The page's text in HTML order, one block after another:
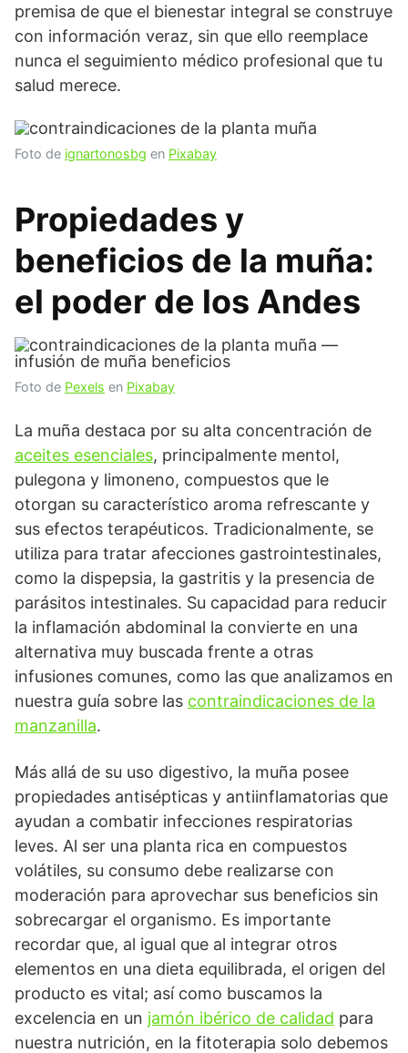
premisa de que el bienestar integral se construye
con información veraz, sin que ello reemplace
nunca el seguimiento médico profesional que tu
salud merece.
Foto de ignartonosbg en Pixabay
Propiedades y
beneficios de la muña:
el poder de los Andes
Foto de Pexels en Pixabay
La muña destaca por su alta concentración de
aceites esenciales, principalmente mentol,
pulegona y limoneno, compuestos que le
otorgan su característico aroma refrescante y
sus efectos terapéuticos. Tradicionalmente, se
utiliza para tratar afecciones gastrointestinales,
como la dispepsia, la gastritis y la presencia de
parásitos intestinales. Su capacidad para reducir
la inflamación abdominal la convierte en una
alternativa muy buscada frente a otras
infusiones comunes, como las que analizamos en
nuestra guía sobre las contraindicaciones de la
manzanilla.
Más allá de su uso digestivo, la muña posee
propiedades antisépticas y antiinflamatorias que
ayudan a combatir infecciones respiratorias
leves. Al ser una planta rica en compuestos
volátiles, su consumo debe realizarse con
moderación para aprovechar sus beneficios sin
sobrecargar el organismo. Es importante
recordar que, al igual que al integrar otros
elementos en una dieta equilibrada, el origen del
producto es vital; así como buscamos la
excelencia en un jamón ibérico de calidad para
nuestra nutrición, en la fitoterapia solo debemos